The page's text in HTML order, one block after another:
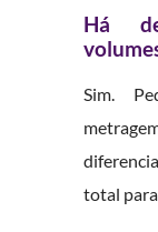
Há
Sim.
total